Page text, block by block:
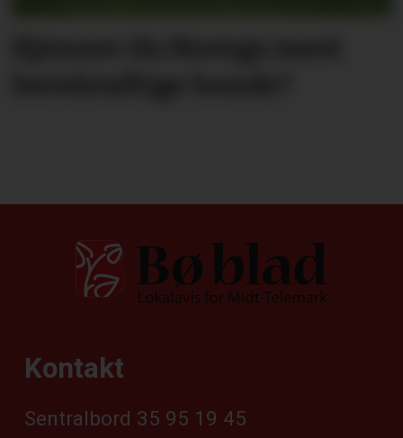
Kontakt
Sentralbord 35 95 19 45